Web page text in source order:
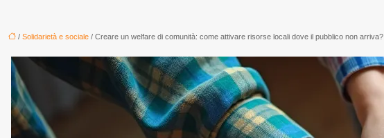
/ Solidarietà e sociale / Creare un welfare di comunità: come attivare risorse locali dove il pubblico non arriva?